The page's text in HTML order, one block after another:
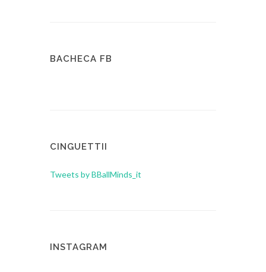
BACHECA FB
CINGUETTII
Tweets by BBallMinds_it
INSTAGRAM